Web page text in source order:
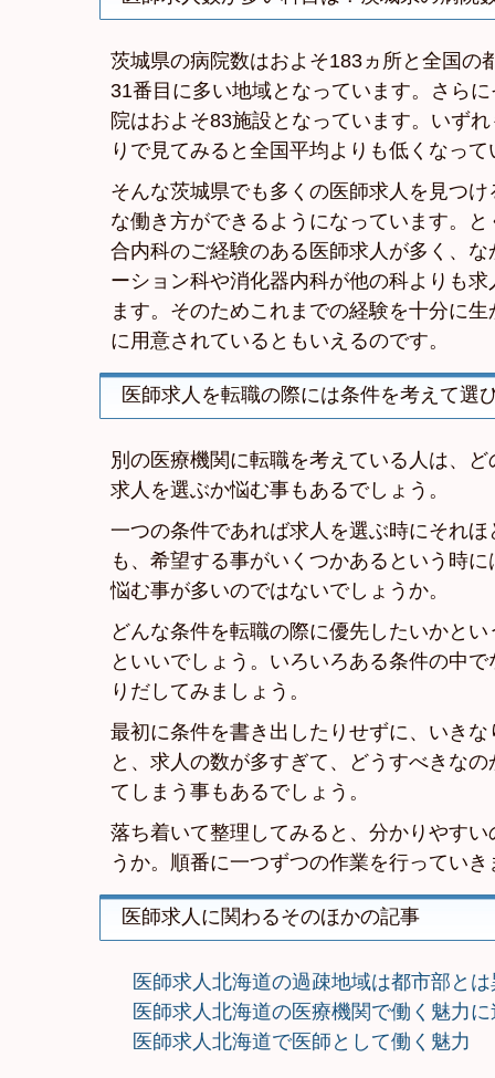
茨城県の病院数はおよそ183ヵ所と全国の
31番目に多い地域となっています。さら
院はおよそ83施設となっています。いず
りで見てみると全国平均よりも低くなって
そんな茨城県でも多くの医師求人を見つ
な働き方ができるようになっています。
合内科のご経験のある医師求人が多く、
ーション科や消化器内科が他の科よりも
ます。そのためこれまでの経験を十分に
に用意されているともいえるのです。
医師求人を転職の際には条件を考えて選
別の医療機関に転職を考えている人は、
求人を選ぶか悩む事もあるでしょう。
一つの条件であれば求人を選ぶ時にそれ
も、希望する事がいくつかあるという時
悩む事が多いのではないでしょうか。
どんな条件を転職の際に優先したいかと
といいでしょう。いろいろある条件の中
りだしてみましょう。
最初に条件を書き出したりせずに、いき
と、求人の数が多すぎて、どうすべきな
てしまう事もあるでしょう。
落ち着いて整理してみると、分かりやす
うか。順番に一つずつの作業を行っていき
医師求人に関わるそのほかの記事
医師求人北海道の過疎地域は都市部と
医師求人北海道の医療機関で働く魅力
医師求人北海道で医師として働く魅力